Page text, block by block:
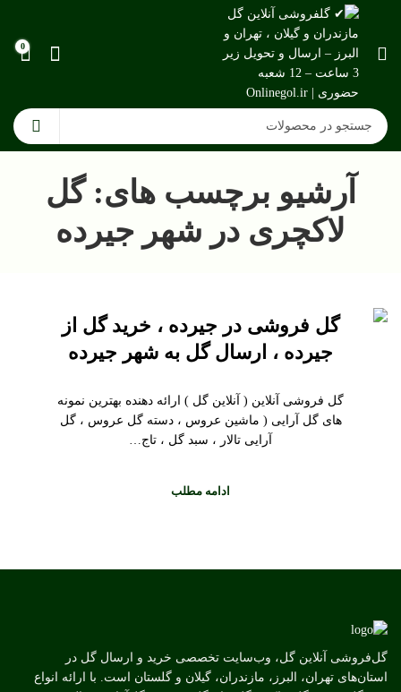
0
آرشیو برچسب های: گل
لاکچری در شهر جیرده
گل فروشی در جیرده ، خرید گل از
جیرده ، ارسال گل به شهر جیرده
گل فروشی آنلاین ( آنلاین گل ) ارائه دهنده بهترین نمونه
های گل آرایی ( ماشین عروس ، دسته گل عروس ، گل
آرایی تالار ، سبد گل ، تاج…
ادامه مطلب
گل‌فروشی آنلاین گل، وب‌سایت تخصصی خرید و ارسال گل در
استان‌های تهران، البرز، مازندران، گیلان و گلستان است. با ارائه انواع